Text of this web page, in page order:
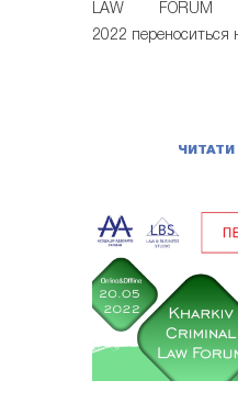
LAW
2022 переноситься
ЧИТАТИ